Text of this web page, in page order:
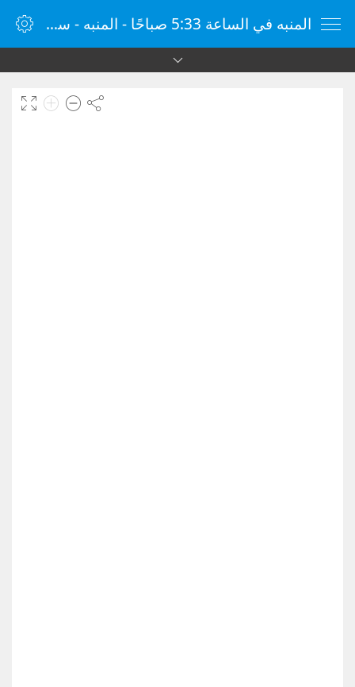
المنبه في الساعة 5:33 صباحًا - المنبه - ساعة منبه الإنترنت